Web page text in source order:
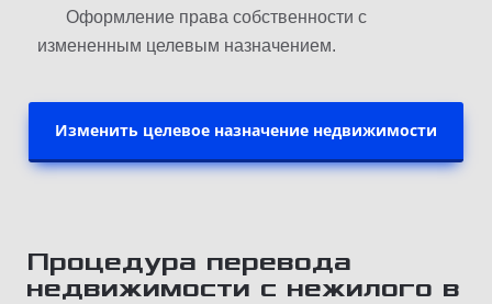
Оформление права собственности с
измененным целевым назначением.
Изменить целевое назначение недвижимости
Процедура перевода
недвижимости с нежилого в